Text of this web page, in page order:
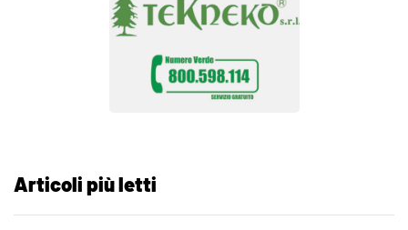
Articoli più letti